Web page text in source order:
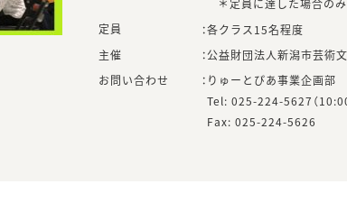
＊定員に達した場合のみ
定員
：各クラス15名程度
主催
：公益財団法人新潟市芸術
お問い合わせ
： りゅーとぴあ事業企画
Tel: 025-224-5627（
Fax: 025-224-5626